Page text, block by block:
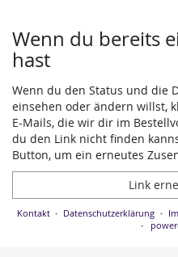
Wenn du bereits
hast
Wenn du den Status und die
einsehen oder ändern willst,
E-Mails, die wir dir im
du den Link nicht finden
Button, um ein erneutes
Link
Kontakt Datenschutzerklärung